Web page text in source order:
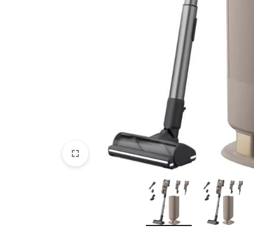
SILTUMNĪCAS UN TO PIEDERUMI
CELTNIECĪBA